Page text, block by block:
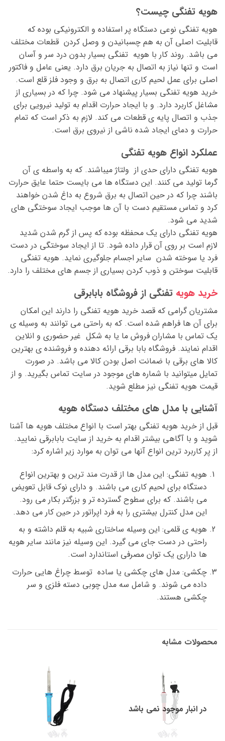
هویه تفنگی چیست؟
هویه تفنگی نوعی دستگاه پر استفاده و الکترونیکی بوده که
قابلیت اصلی آن به هم چسبانیدن و وصل کردن قطعات مختلف
می باشد. روند کار با هویه تفنگی بسیار بدون درد سر و آسان
است و تنها نیاز به اتصال به جریان برق دارد. یعنی عامل و فاکتور
اصلی برای عمل لحیم کاری اتصال به برق و وجود فلز قلع است.
خرید هویه تفنگی بسیار پیشنهاد می شود. چرا که در بسیاری از
مشاغل کاربرد دارد. و با ایجاد حرارت اقدام به تولید نیرویی برای
جذب و اتصال پایه ی قطعات می کند. لازم به ذکر است که تمام
حرارت و دمای ایجاد شده ناشی از نیروی برق است.
عملکرد انواع هویه تفنگی
هویه تفنگی دارای حدی از ولتاژ میباشند. که به واسطه ی آن
گرما تولید می کنند. این دستگاه ها می بایست حتما عایق حرارت
باشند چرا که در حین اتصال به برق شروع به داغ شدن خواهند
کرد و تماس مستقیم دست با آن ها موجب ایجاد سوختگی های
شدید می شود.
هویه تفنگی دارای یک محفظه بوده که پس از گرم شدن شدید
لازم است بر روی آن قرار داده شود. تا از ایجاد سوختگی در دست
فرد یا سوخته شدن سایر اجسام جلوگیری نماید. هویه تفنگی
قابلیت سوختن و ذوب کردن بسیاری از جسم های مختلف را دارد.
خرید هویه تفنگی از فروشگاه بابابرقی
مشتریان گرامی که قصد خرید هویه تفنگی را دارند این امکان
برای آن ها فراهم شده است. که به راحتی می توانند به وسیله ی
یک تماس با مشاران فروش ما یا به شکل غیر حضوری و انلاین
اقدام نمایند. فروشگاه بابا برقی ارائه دهنده و فروشنده ی بهترین
کالا های برقی با ضمانت اصل بودن کالا می باشد. در صورت
تمایل میتوانید با شماره های موجود در سایت تماس بگیرید. و از
قیمت هویه تفنگی نیز مطلع شوید.
آشنایی با مدل های مختلف دستگاه هویه
قبل از خرید هویه تفنگی بهتر است با انواع مختلف هویه ها آشنا
شوید و با آگاهی بیشتر اقدام به خرید از سایت بابابرقی نمایید.
از پر کاربرد ترین انواع آنها می توان به موارد زیر اشاره کرد:
هویه تفنگی: این مدل ها از قدرت مند ترین و بهترین انواع
دستگاه برای لحیم کاری می باشند. و دارای نوک قابل تعویض
می باشند. که برای سطوح گسترده تر و بزرگتر بکار می رود.
این مدل کنترل بیشتری را به فرد اپراتور در حین کار می دهد.
هویه ی قلمی: این وسیله ساختاری شبیه به قلم داشته و به
راحتی در دست جای می گیرد. این وسیله نیز مانند سایر هویه
ها داراری یک توان مصرفی استاندارد است.
چکشی: مدل های چکشی یا ساده توسط چراغ هایی حرارت
داده می شوند. و شامل سه مدل چوبی دسته فلزی و سر
چکشی هستند.
محصولات مشابه
در انبار موجود نمی باشد